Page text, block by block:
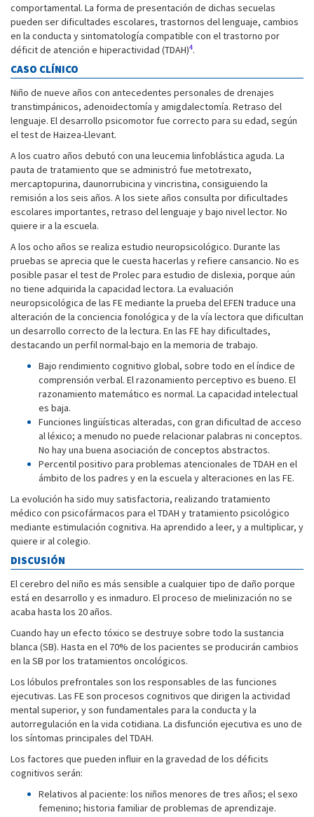
comportamental. La forma de presentación de dichas secuelas
pueden ser dificultades escolares, trastornos del lenguaje, cambios
en la conducta y sintomatología compatible con el trastorno por
déficit de atención e hiperactividad (TDAH)4.
CASO CLÍNICO
Niño de nueve años con antecedentes personales de drenajes
transtimpánicos, adenoidectomía y amigdalectomía. Retraso del
lenguaje. El desarrollo psicomotor fue correcto para su edad, según
el test de Haizea-Llevant.
A los cuatro años debutó con una leucemia linfoblástica aguda. La
pauta de tratamiento que se administró fue metotrexato,
mercaptopurina, daunorrubicina y vincristina, consiguiendo la
remisión a los seis años. A los siete años consulta por dificultades
escolares importantes, retraso del lenguaje y bajo nivel lector. No
quiere ir a la escuela.
A los ocho años se realiza estudio neuropsicológico. Durante las
pruebas se aprecia que le cuesta hacerlas y refiere cansancio. No es
posible pasar el test de Prolec para estudio de dislexia, porque aún
no tiene adquirida la capacidad lectora. La evaluación
neuropsicológica de las FE mediante la prueba del EFEN traduce una
alteración de la conciencia fonológica y de la vía lectora que dificultan
un desarrollo correcto de la lectura. En las FE hay dificultades,
destacando un perfil normal-bajo en la memoria de trabajo.
Bajo rendimiento cognitivo global, sobre todo en el índice de
comprensión verbal. El razonamiento perceptivo es bueno. El
razonamiento matemático es normal. La capacidad intelectual
es baja.
Funciones lingüísticas alteradas, con gran dificultad de acceso
al léxico; a menudo no puede relacionar palabras ni conceptos.
No hay una buena asociación de conceptos abstractos.
Percentil positivo para problemas atencionales de TDAH en el
ámbito de los padres y en la escuela y alteraciones en las FE.
La evolución ha sido muy satisfactoria, realizando tratamiento
médico con psicofármacos para el TDAH y tratamiento psicológico
mediante estimulación cognitiva. Ha aprendido a leer, y a multiplicar, y
quiere ir al colegio.
DISCUSIÓN
El cerebro del niño es más sensible a cualquier tipo de daño porque
está en desarrollo y es inmaduro. El proceso de mielinización no se
acaba hasta los 20 años.
Cuando hay un efecto tóxico se destruye sobre todo la sustancia
blanca (SB). Hasta en el 70% de los pacientes se producirán cambios
en la SB por los tratamientos oncológicos.
Los lóbulos prefrontales son los responsables de las funciones
ejecutivas. Las FE son procesos cognitivos que dirigen la actividad
mental superior, y son fundamentales para la conducta y la
autorregulación en la vida cotidiana. La disfunción ejecutiva es uno de
los síntomas principales del TDAH.
Los factores que pueden influir en la gravedad de los déficits
cognitivos serán:
Relativos al paciente: los niños menores de tres años; el sexo
femenino; historia familiar de problemas de aprendizaje.